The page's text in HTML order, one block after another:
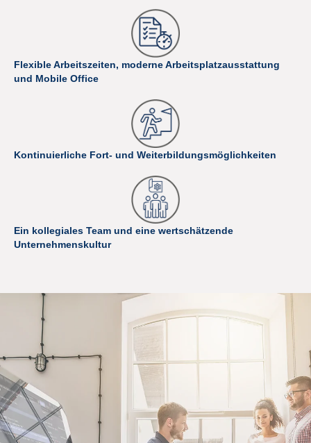
Flexible Arbeitszeiten, moderne Arbeitsplatzausstattung
und Mobile Office
Kontinuierliche Fort- und Weiterbildungsmöglichkeiten
Ein kollegiales Team und eine wertschätzende
Unternehmenskultur